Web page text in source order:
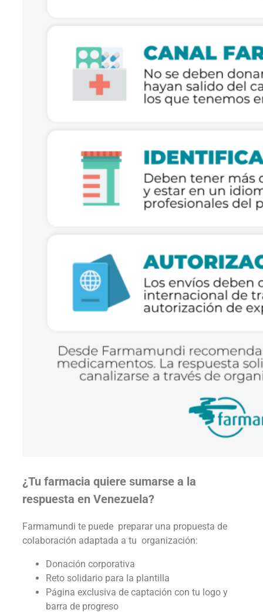
¿Tu farmacia quiere sumarse a la
respuesta en Venezuela?
Farmamundi te puede preparar una propuesta de
colaboración adaptada a tu organización:
Donación corporativa
Reto solidario para la plantilla
Página exclusiva de captación con tu logo y
barra de progreso